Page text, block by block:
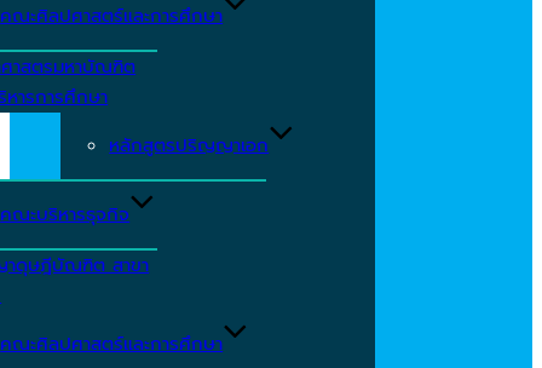
คณะศิลปศาสตร์และการศึกษา
าสตรมหาบัณฑิต
หารการศึกษา
หลักสูตรปริญญาเอก
คณะบริหารธุจกิจ
ดุษฎีบัณฑิต สาขา
คณะศิลปศาสตร์และการศึกษา